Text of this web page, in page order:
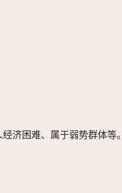
济困难、属于弱势群体等。